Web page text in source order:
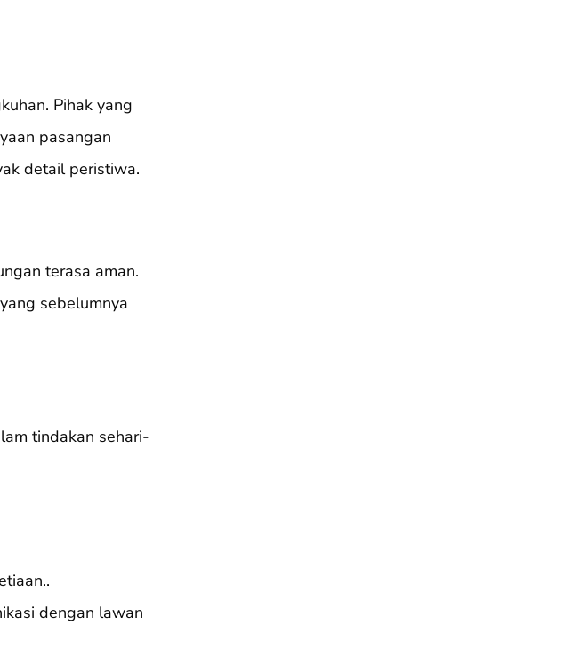
Pihak yang
pasangan
detail peristiwa.
terasa aman.
sebelumnya
tindakan sehari-
dengan lawan